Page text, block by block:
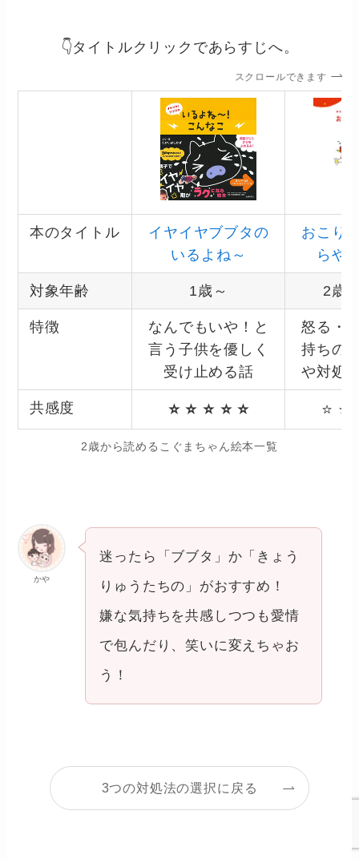
👇タイトルクリックであらすじへ。
スクロールできます
本のタイトル
イヤイヤブブタの
いるよね～
おこり
らや
対象年齢 1歳～ 2歳6
特徴
なんでもいや！と
言う子供を優しく
受け止める話
怒る・
持ちの
や対処
共感度 ⭐ ⭐ ⭐ ⭐⭐ ⭐ ⭐
2歳から読めるこぐまちゃん絵本一覧
かや
迷ったら「ブブタ」か「きょう
りゅうたちの」がおすすめ！
嫌な気持ちを共感しつつも愛情
で包んだり、笑いに変えちゃお
う！
3つの対処法の選択に戻る